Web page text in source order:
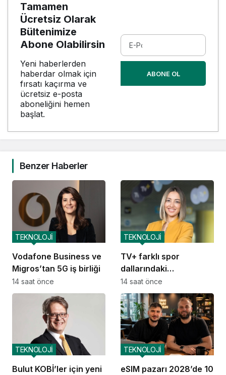
Tamamen
Ücretsiz Olarak
Bültenimize
Abone Olabilirsin
Yeni haberlerden
haberdar olmak için
fırsatı kaçırma ve
ücretsiz e-posta
aboneliğini hemen
başlat.
ABONE OL
Benzer Haberler
Vodafone Business ve
Migros’tan 5G iş birliği
TEKNOLOJİ
14 saat önce
TV+ farklı spor
dallarındaki
organizasyonları tek
çatı altında
buluşturuyor
TEKNOLOJİ
14 saat önce
Bulut KOBİ’ler için yeni
TEKNOLOJİ
eSIM pazarı 2028’de 10
TEKNOLOJİ